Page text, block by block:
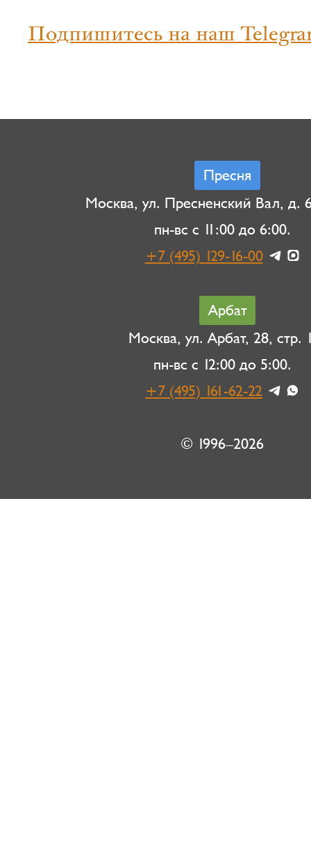
Подпишитесь на наш
Пресня
Москва, ул. Пресненский Вал, д.
пн-вс с 11:00 до 6:00.
+7 (495) 129-16-00
Арбат
Москва, ул. Арбат, 28, стр.
пн-вс с 12:00 до 5:00.
+7 (495) 161-62-22
© 1996–2026